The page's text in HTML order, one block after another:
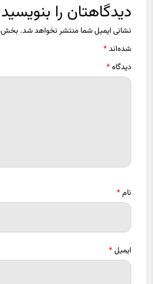
دیدگاهتان را بنویسید
نشانی ایمیل شما منتشر نخواهد شد.
شده‌اند*
دیدگاه
نام
ایمیل